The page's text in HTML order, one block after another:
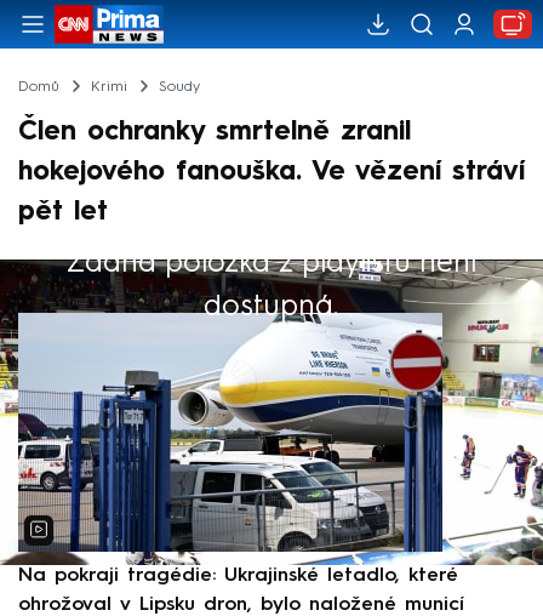
Domů Krimi Soudy
Člen ochranky smrtelně zranil
hokejového fanouška. Ve vězení stráví
pět let
Žádná položka z playlistu není
dostupná.
Výběr redakce
Na pokraji tragédie: Ukrajinské letadlo, které
ohrožoval v Lipsku dron, bylo naložené municí